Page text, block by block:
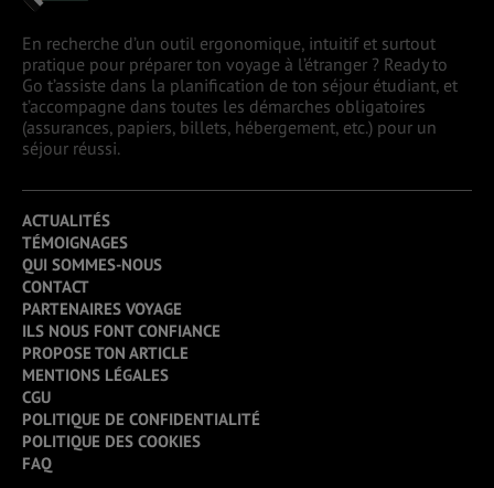
En recherche d’un outil ergonomique, intuitif et surtout
pratique pour préparer ton voyage à l’étranger ? Ready to
Go t’assiste dans la planification de ton séjour étudiant, et
t’accompagne dans toutes les démarches obligatoires
(assurances, papiers, billets, hébergement, etc.) pour un
séjour réussi.
ACTUALITÉS
TÉMOIGNAGES
QUI SOMMES-NOUS
CONTACT
PARTENAIRES VOYAGE
ILS NOUS FONT CONFIANCE
PROPOSE TON ARTICLE
MENTIONS LÉGALES
CGU
POLITIQUE DE CONFIDENTIALITÉ
POLITIQUE DES COOKIES
FAQ